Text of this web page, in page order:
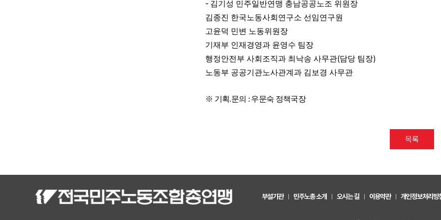
- 김기성 민주일반연맹 충남공공노조 위원장
김종진 한국노동사회연구소 선임연구원
고윤덕 민변 노동위원장
기재부 인재경영과 윤영수 팀장
행정안전부 사회조직과 최낙송 사무관(담당 팀장)
노동부 공공기관노사관계과 김보경 사무관
※ 기획.문의 : 우문숙 정책국장
목록
부설기관 민주노총 소개 오시는 길 이용약관 개인정보처리방